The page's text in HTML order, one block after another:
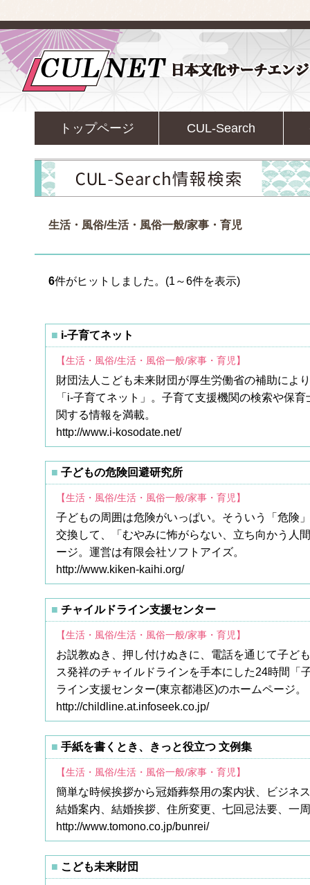
トップページ CUL-Search
生活・風俗/生活・風俗一般/家事・育児
6件がヒットしました。(1～6件を表示)
i-子育てネット
【生活・風俗/生活・風俗一般/家事・育児】
財団法人こども未来財団が厚生労働省の補助によ
「i-子育てネット」。子育て支援機関の検索や保
関する情報を満載。
http://www.i-kosodate.net/
子どもの危険回避研究所
【生活・風俗/生活・風俗一般/家事・育児】
子どもの周囲は危険がいっぱい。そういう「危険
交換して、「むやみに怖がらない、立ち向かう人
ージ。運営は有限会社ソフトアイズ。
http://www.kiken-kaihi.org/
チャイルドライン支援センター
【生活・風俗/生活・風俗一般/家事・育児】
お説教ぬき、押し付けぬきに、電話を通じて子ど
ス発祥のチャイルドラインを手本にした24時間「
ライン支援センター(東京都港区)のホームページ。
http://childline.at.infoseek.co.jp/
手紙を書くとき、きっと役立つ 文例集
【生活・風俗/生活・風俗一般/家事・育児】
簡単な時候挨拶から冠婚葬祭用の案内状、ビジネ
結婚案内、結婚挨拶、住所変更、七回忌法要、一
http://www.tomono.co.jp/bunrei/
こども未来財団